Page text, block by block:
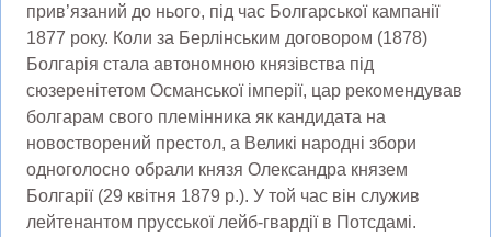
прив’язаний до нього, під час Болгарської кампанії
1877 року. Коли за Берлінським договором (1878)
Болгарія стала автономною князівства під
сюзеренітетом Османської імперії, цар рекомендував
болгарам свого племінника як кандидата на
новостворений престол, а Великі народні збори
одноголосно обрали князя Олександра князем
Болгарії (29 квітня 1879 р.). У той час він служив
лейтенантом прусської лейб-гвардії в Потсдамі.